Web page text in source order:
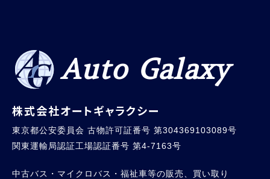
Auto Galaxy
株式会社オートギャラクシー
東京都公安委員会 古物許可証番号 第304369103089号
関東運輸局認証工場認証番号 第4-7163号
中古バス・マイクロバス・福祉車等の販売、買い取り